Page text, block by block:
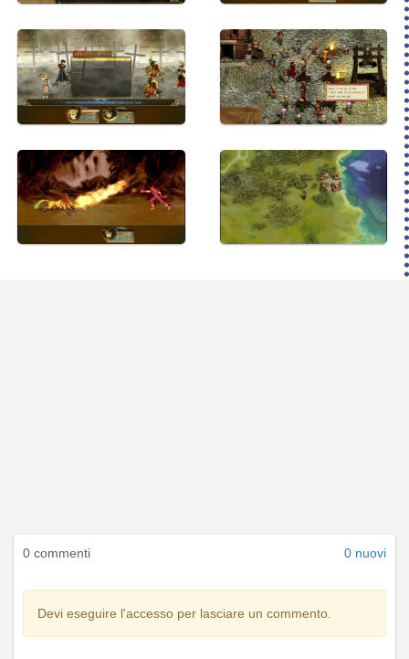
0 commenti 0 nuovi
Devi eseguire l'accesso per lasciare un commento.